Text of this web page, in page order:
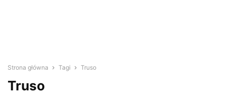
Strona główna Tagi Truso
Truso